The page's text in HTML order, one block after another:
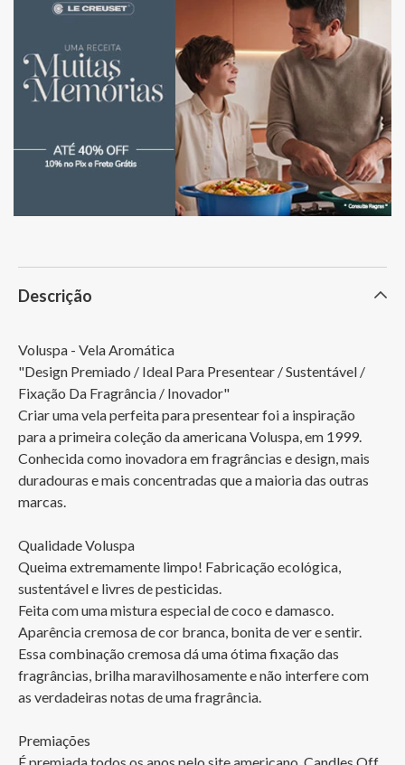
Descrição
Voluspa - Vela Aromática
"Design Premiado / Ideal Para Presentear / Sustentável /
Fixação Da Fragrância / Inovador"
Criar uma vela perfeita para presentear foi a inspiração
para a primeira coleção da americana Voluspa, em 1999.
Conhecida como inovadora em fragrâncias e design, mais
duradouras e mais concentradas que a maioria das outras
marcas.
Qualidade Voluspa
Queima extremamente limpo! Fabricação ecológica,
sustentável e livres de pesticidas.
Feita com uma mistura especial de coco e damasco.
Aparência cremosa de cor branca, bonita de ver e sentir.
Essa combinação cremosa dá uma ótima fixação das
fragrâncias, brilha maravilhosamente e não interfere com
as verdadeiras notas de uma fragrância.
Premiações